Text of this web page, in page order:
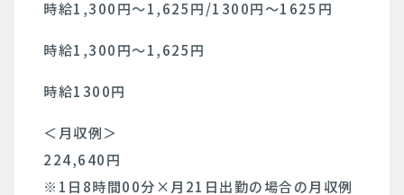
時給1,300円〜1,625円/1300円〜1625円
時給1,300円〜1,625円
時給1300円
＜月収例＞
224,640円
※1日8時間00分×月21日出勤の場合の月収例